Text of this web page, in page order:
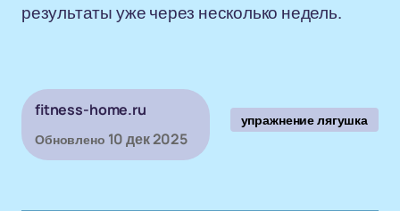
результаты уже через несколько недель.
fitness-home.ru
Обновлено 10 дек 2025
упражнение лягушка